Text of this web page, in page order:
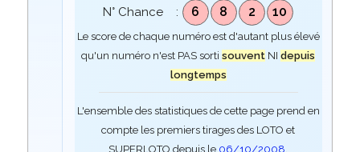
N° Chance : 6 8 2 10
Le score de chaque numéro est d'autant plus élevé
qu'un numéro n'est PAS sortisouvent NIdepuis
longtemps
L'ensemble des statistiques de cette page prend en
compte les premiers tirages des LOTO et
SUPERLOTO depuis le 06/10/2008.